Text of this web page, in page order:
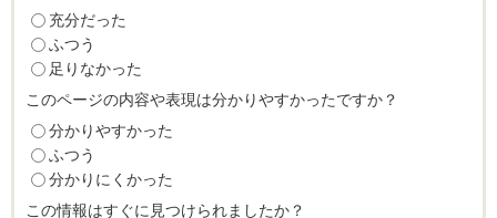
充分だった
ふつう
足りなかった
このページの内容や表現は分かりやすかったですか？
分かりやすかった
ふつう
分かりにくかった
この情報はすぐに見つけられましたか？